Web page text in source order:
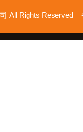
All Rights Reserved